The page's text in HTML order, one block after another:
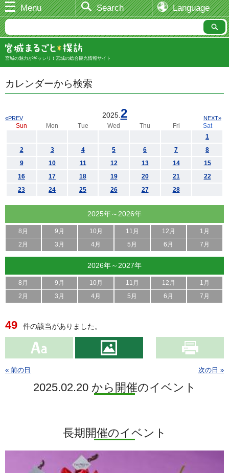
Menu Search Language
宮城の魅力がギッシリ！宮城の総合観光情報サイト
カレンダーから検索
2025. 2
«PREV NEXT»
Sun Mon Tue Wed Thu Fri
Sat
1
2
3 4 5 6 7
8
9
10 11 12 13 14
15
16
17 18 19 20 21
22
23
24 25 26 27 28
2025年～2026年
8月 9月 10月 11月 12月
1月
2月
3月 4月 5月 6月 7月
2026年～2027年
8月 9月 10月 11月 12月
1月
2月
3月 4月 5月 6月 7月
49 件の該当がありました。
« 前の日 次の日 »
2025.02.20 から開催のイベント
長期開催のイベント